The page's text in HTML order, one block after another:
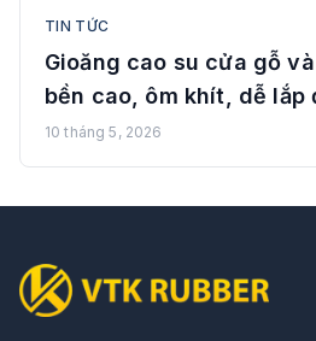
TIN TỨC
Gioăng cao su cửa gỗ
bền cao, ôm khít, dễ lắp
10 tháng 5, 2026